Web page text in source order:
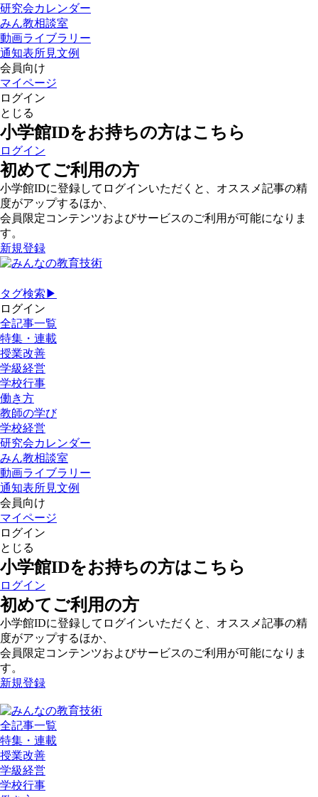
研究会カレンダー
みん教相談室
動画ライブラリー
通知表所見文例
会員向け
マイページ
ログイン
とじる
小学館IDをお持ちの方はこちら
ログイン
初めてご利用の方
小学館IDに登録してログインいただくと、オススメ記事の精
度がアップするほか、
会員限定コンテンツおよびサービスのご利用が可能になりま
す。
新規登録
タグ検索▶
ログイン
全記事一覧
特集・連載
授業改善
学級経営
学校行事
働き方
教師の学び
学校経営
研究会カレンダー
みん教相談室
動画ライブラリー
通知表所見文例
会員向け
マイページ
ログイン
とじる
小学館IDをお持ちの方はこちら
ログイン
初めてご利用の方
小学館IDに登録してログインいただくと、オススメ記事の精
度がアップするほか、
会員限定コンテンツおよびサービスのご利用が可能になりま
す。
新規登録
全記事一覧
特集・連載
授業改善
学級経営
学校行事